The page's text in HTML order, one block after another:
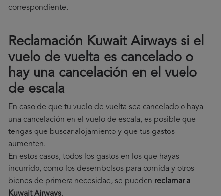
correspondiente.
Reclamación Kuwait Airways si el
vuelo de vuelta es cancelado o
hay una cancelación en el vuelo
de escala
En caso de que tu vuelo de vuelta sea cancelado o haya
una cancelación en el vuelo de escala, es posible que
tengas que buscar alojamiento y que tus gastos
aumenten.
En estos casos, todos los gastos en los que hayas
incurrido, como los desembolsos para comida y otros
bienes de primera necesidad, se pueden reclamar a
Kuwait Airways.